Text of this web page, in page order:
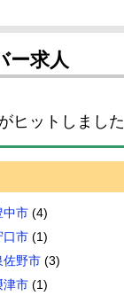
ー求人
ヒットしました
中市 (4)
口市 (1)
佐野市 (3)
津市 (1)